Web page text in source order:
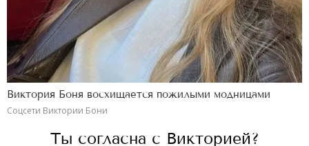
Виктория Боня восхищается пожилыми модницами
Соцсети Виктории Бони
Ты согласна с Викторией?